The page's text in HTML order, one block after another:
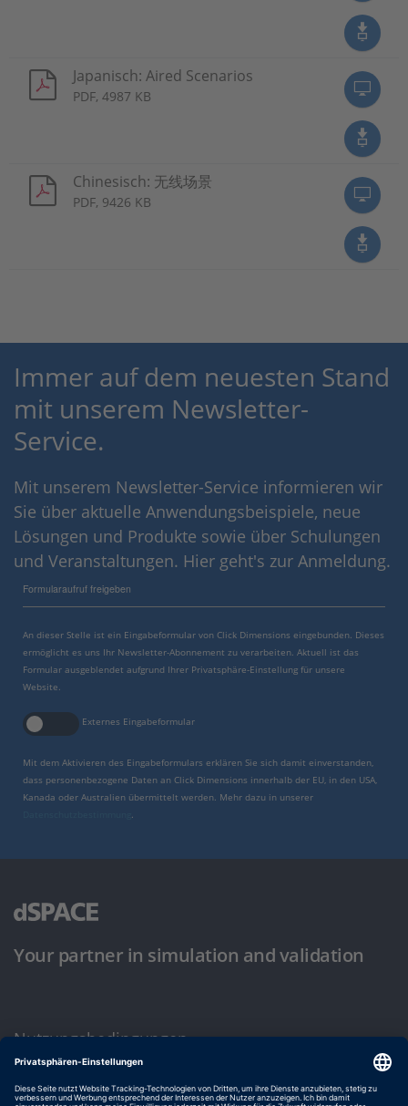
Japanisch: Aired Scenarios
PDF, 4987 KB
Chinesisch: 无线场景
PDF, 9426 KB
Immer auf dem neuesten Stand
mit unserem Newsletter-
Service.
Mit unserem Newsletter-Service informieren wir
Sie über aktuelle Anwendungsbeispiele, neue
Lösungen und Produkte sowie über Schulungen
und Veranstaltungen. Hier geht's zur Anmeldung.
Formularaufruf freigeben
An dieser Stelle ist ein Eingabeformular von Click Dimensions eingebunden. Dieses
ermöglicht es uns Ihr Newsletter-Abonnement zu verarbeiten. Aktuell ist das
Formular ausgeblendet aufgrund Ihrer Privatsphäre-Einstellung für unsere
Website.
Externes Eingabeformular
Mit dem Aktivieren des Eingabeformulars erklären Sie sich damit einverstanden,
dass personenbezogene Daten an Click Dimensions innerhalb der EU, in den USA,
Kanada oder Australien übermittelt werden. Mehr dazu in unserer
.
Your partner in simulation and validation
Nutzungsbedingungen